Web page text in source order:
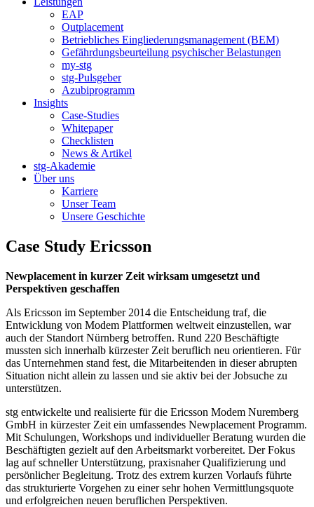
EAP
Outplacement
Betriebliches Eingliederungsmanagement (BEM)
Gefährdungsbeurteilung psychischer Belastungen
my-stg
stg-Pulsgeber
Azubiprogramm
Insights
Case-Studies
Whitepaper
Checklisten
News & Artikel
stg-Akademie
Über uns
Karriere
Unser Team
Unsere Geschichte
Case Study Ericsson
Newplacement in kurzer Zeit wirksam umgesetzt und
Perspektiven geschaffen
Als Ericsson im September 2014 die Entscheidung traf, die
Entwicklung von Modem Plattformen weltweit einzustellen, war
auch der Standort Nürnberg betroffen. Rund 220 Beschäftigte
mussten sich innerhalb kürzester Zeit beruflich neu orientieren. Für
das Unternehmen stand fest, die Mitarbeitenden in dieser abrupten
Situation nicht allein zu lassen und sie aktiv bei der Jobsuche zu
unterstützen.
stg entwickelte und realisierte für die Ericsson Modem Nuremberg
GmbH in kürzester Zeit ein umfassendes Newplacement Programm.
Mit Schulungen, Workshops und individueller Beratung wurden die
Beschäftigten gezielt auf den Arbeitsmarkt vorbereitet. Der Fokus
lag auf schneller Unterstützung, praxisnaher Qualifizierung und
persönlicher Begleitung. Trotz des extrem kurzen Vorlaufs führte
das strukturierte Vorgehen zu einer sehr hohen Vermittlungsquote
und erfolgreichen neuen beruflichen Perspektiven.